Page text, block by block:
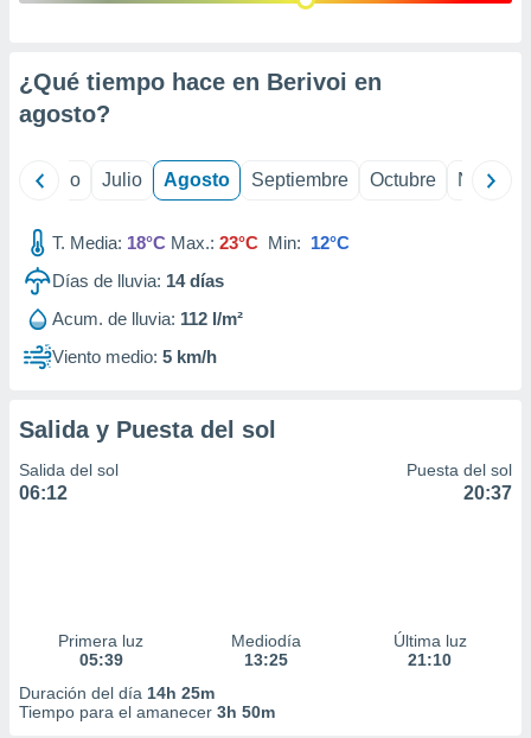
e
mediante
1199
¿Qué tiempo hace en Berivoi en
agosto?
Junio Julio Agosto Septiembre Octubre
T. Media: 18°C Max.: 23°C Min: 12°C
Días de lluvia: 14días
Acum. de lluvia: 112 l/m²
Viento medio: 5 km/h
Salida y Puesta del sol
Salida del sol
06:12
Puesta del sol
20:37
Primera luz
05:39
Mediodía
13:25
Última luz
21:10
Duración del día 14h 25m
Tiempo para el amanecer 3h 50m